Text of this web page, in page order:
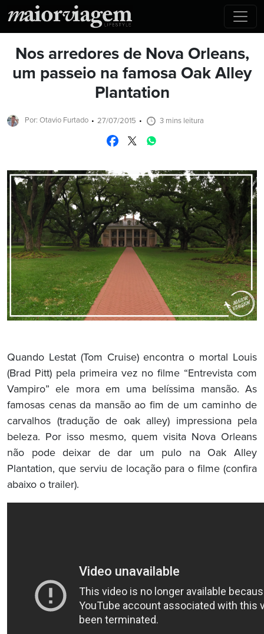
Nos arredores de Nova Orleans,
um passeio na famosa Oak Alley
Plantation
Por: Otavio Furtado 27/07/2015 3 mins leitura
Quando Lestat (Tom Cruise) encontra o mortal Louis
(Brad Pitt) pela primeira vez no filme “Entrevista com
Vampiro” ele mora em uma belíssima mansão. As
famosas cenas da mansão ao fim de um caminho de
carvalhos (tradução de oak alley) impressiona pela
beleza. Por isso mesmo, quem visita Nova Orleans
não pode deixar de dar um pulo na Oak Alley
Plantation, que serviu de locação para o filme (confira
abaixo o trailer).